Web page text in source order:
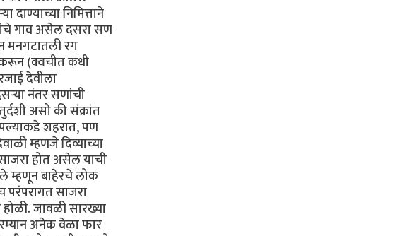
निमित्ताने
गाव असेल दसरा सण
मनगटातली रग
(क्वचीत कधी
देवीला
नंतर सणांची
असो की संक्रांत
शहरात, पण
म्हणजे दिव्याच्या
होत असेल याची
म्हणून बाहेरचे लोक
परंपरागत साजरा
जावळी सारख्या
अनेक वेळा फार